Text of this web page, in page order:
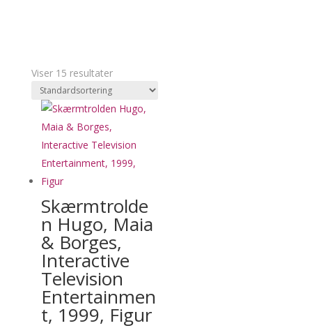
Viser 15 resultater
Skærmtrolde
n Hugo, Maia
& Borges,
Interactive
Television
Entertainmen
t, 1999, Figur